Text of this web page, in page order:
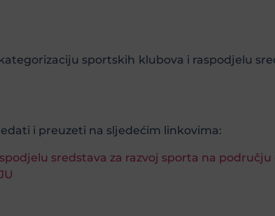
sportskih klubova i raspodjelu
i preuzeti na sljedećim linkovima:
sredstava za razvoj sporta na